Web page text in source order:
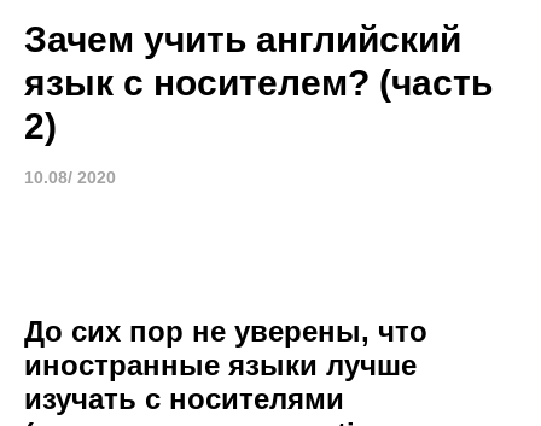
Зачем учить английский
язык с носителем? (часть
2)
10.08/ 2020
До сих пор не уверены, что
иностранные языки лучше
изучать с носителями